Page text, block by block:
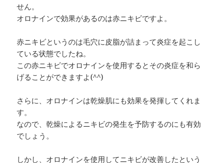
せん。
オロナインで効果があるのは赤ニキビですよ。
赤ニキビというのは毛穴に皮脂が詰まって炎症を起こし
ている状態でしたね。
この赤ニキビでオロナインを使用するとその炎症を和ら
げることができますよ(^^)
さらに、オロナインは乾燥肌にも効果を発揮してくれま
す。
なので、乾燥によるニキビの発生を予防するのにも有効
でしょう。
しかし、オロナインを使用してニキビが改善したという